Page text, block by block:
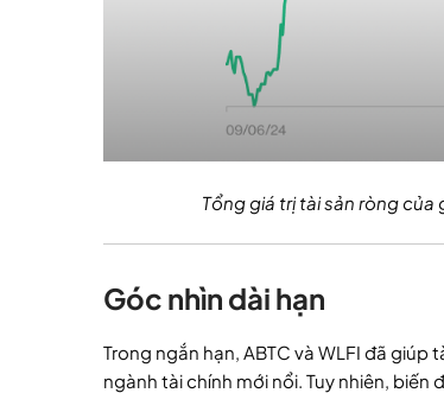
Tổng giá trị tài sản ròng
Góc nhìn dài hạn
Trong ngắn hạn, ABTC và WLFI đã giúp
ngành tài chính mới nổi. Tuy nhiên,